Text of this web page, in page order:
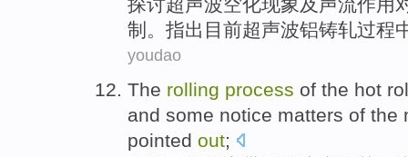
制 。指出目前超声波铝铸轧过程
youdao
The rolling process of the hot
and some notice matters of the
pointed out;